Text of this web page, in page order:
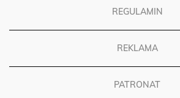
REGULAMIN
REKLAMA
PATRONAT